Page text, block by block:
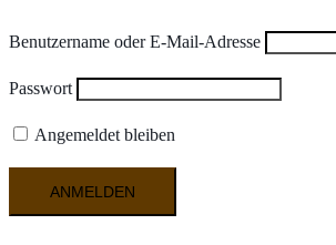
Benutzername oder E-Mail-Adresse
Passwort
Angemeldet bleiben